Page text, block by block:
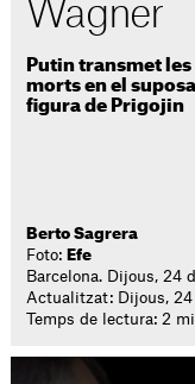
Wagner
Putin transmet
morts en el
figura de Prigojin
Berto Sagrera
Foto: Efe
Barcelona. Dijous, 24
Actualitzat: Dijous, 24
Temps de lectura: 2